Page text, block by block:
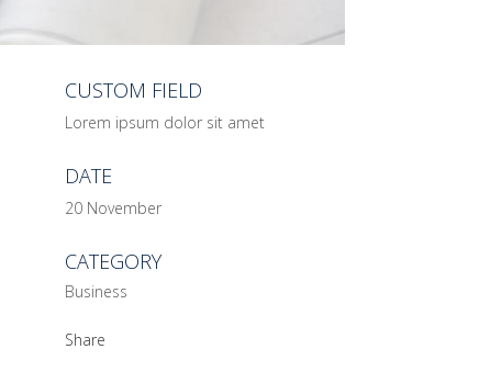
CUSTOM FIELD
Lorem ipsum dolor sit amet
DATE
20 November
CATEGORY
Business
Share